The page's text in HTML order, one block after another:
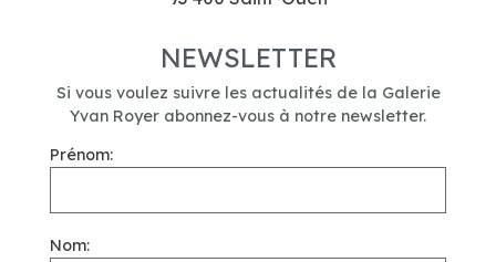
NEWSLETTER
Si vous voulez suivre les actualités de la Galerie
Yvan Royer abonnez-vous à notre newsletter.
Prénom:
Nom: